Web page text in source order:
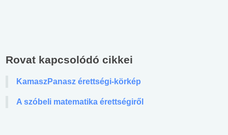
Rovat kapcsolódó cikkei
KamaszPanasz érettségi-körkép
A szóbeli matematika érettségiről